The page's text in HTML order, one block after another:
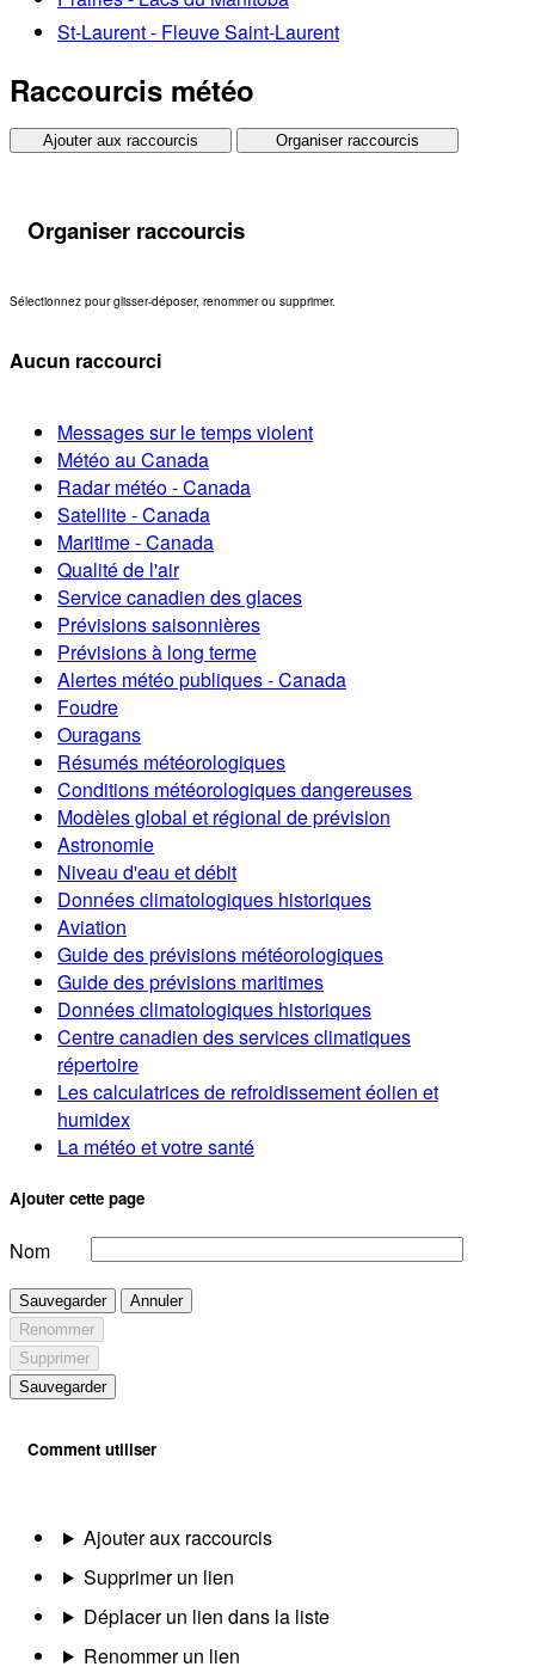
St-Laurent - Fleuve Saint-Laurent
Raccourcis météo
Ajouter aux raccourcis Organiser raccourcis
Organiser raccourcis
Sélectionnez pour glisser-déposer, renommer ou supprimer.
Aucun raccourci
Messages sur le temps violent
Météo au Canada
Radar météo - Canada
Satellite - Canada
Maritime - Canada
Qualité de l'air
Service canadien des glaces
Prévisions saisonnières
Prévisions à long terme
Alertes météo publiques - Canada
Foudre
Ouragans
Résumés météorologiques
Conditions météorologiques dangereuses
Modèles global et régional de prévision
Astronomie
Niveau d'eau et débit
Données climatologiques historiques
Aviation
Guide des prévisions météorologiques
Guide des prévisions maritimes
Données climatologiques historiques
Centre canadien des services climatiques
répertoire
Les calculatrices de refroidissement éolien et
humidex
La météo et votre santé
Ajouter cette page
Nom
Sauvegarder
Annuler
Renommer
Supprimer
Sauvegarder
Comment utiliser
Ajouter aux raccourcis
Supprimer un lien
Déplacer un lien dans la liste
Renommer un lien